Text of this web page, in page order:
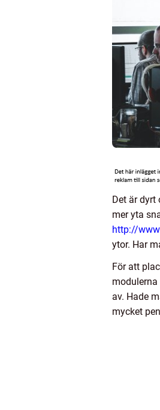
Det är dyrt
mer yta
http://
ytor. Har
För att
av. Hade
mycket